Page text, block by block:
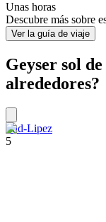
Unas horas
Descubre más sobre
Ver la guía de viaje
Geyser sol
alrededores?
Sud-Lipez
5